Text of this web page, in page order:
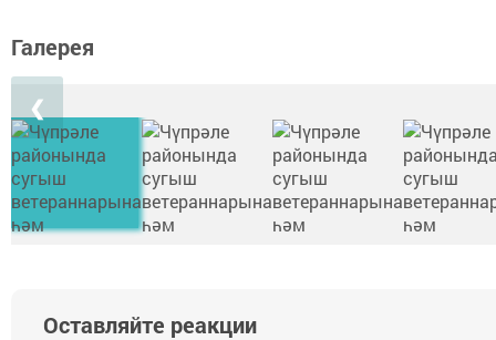
Галерея
❮
Оставляйте реакции